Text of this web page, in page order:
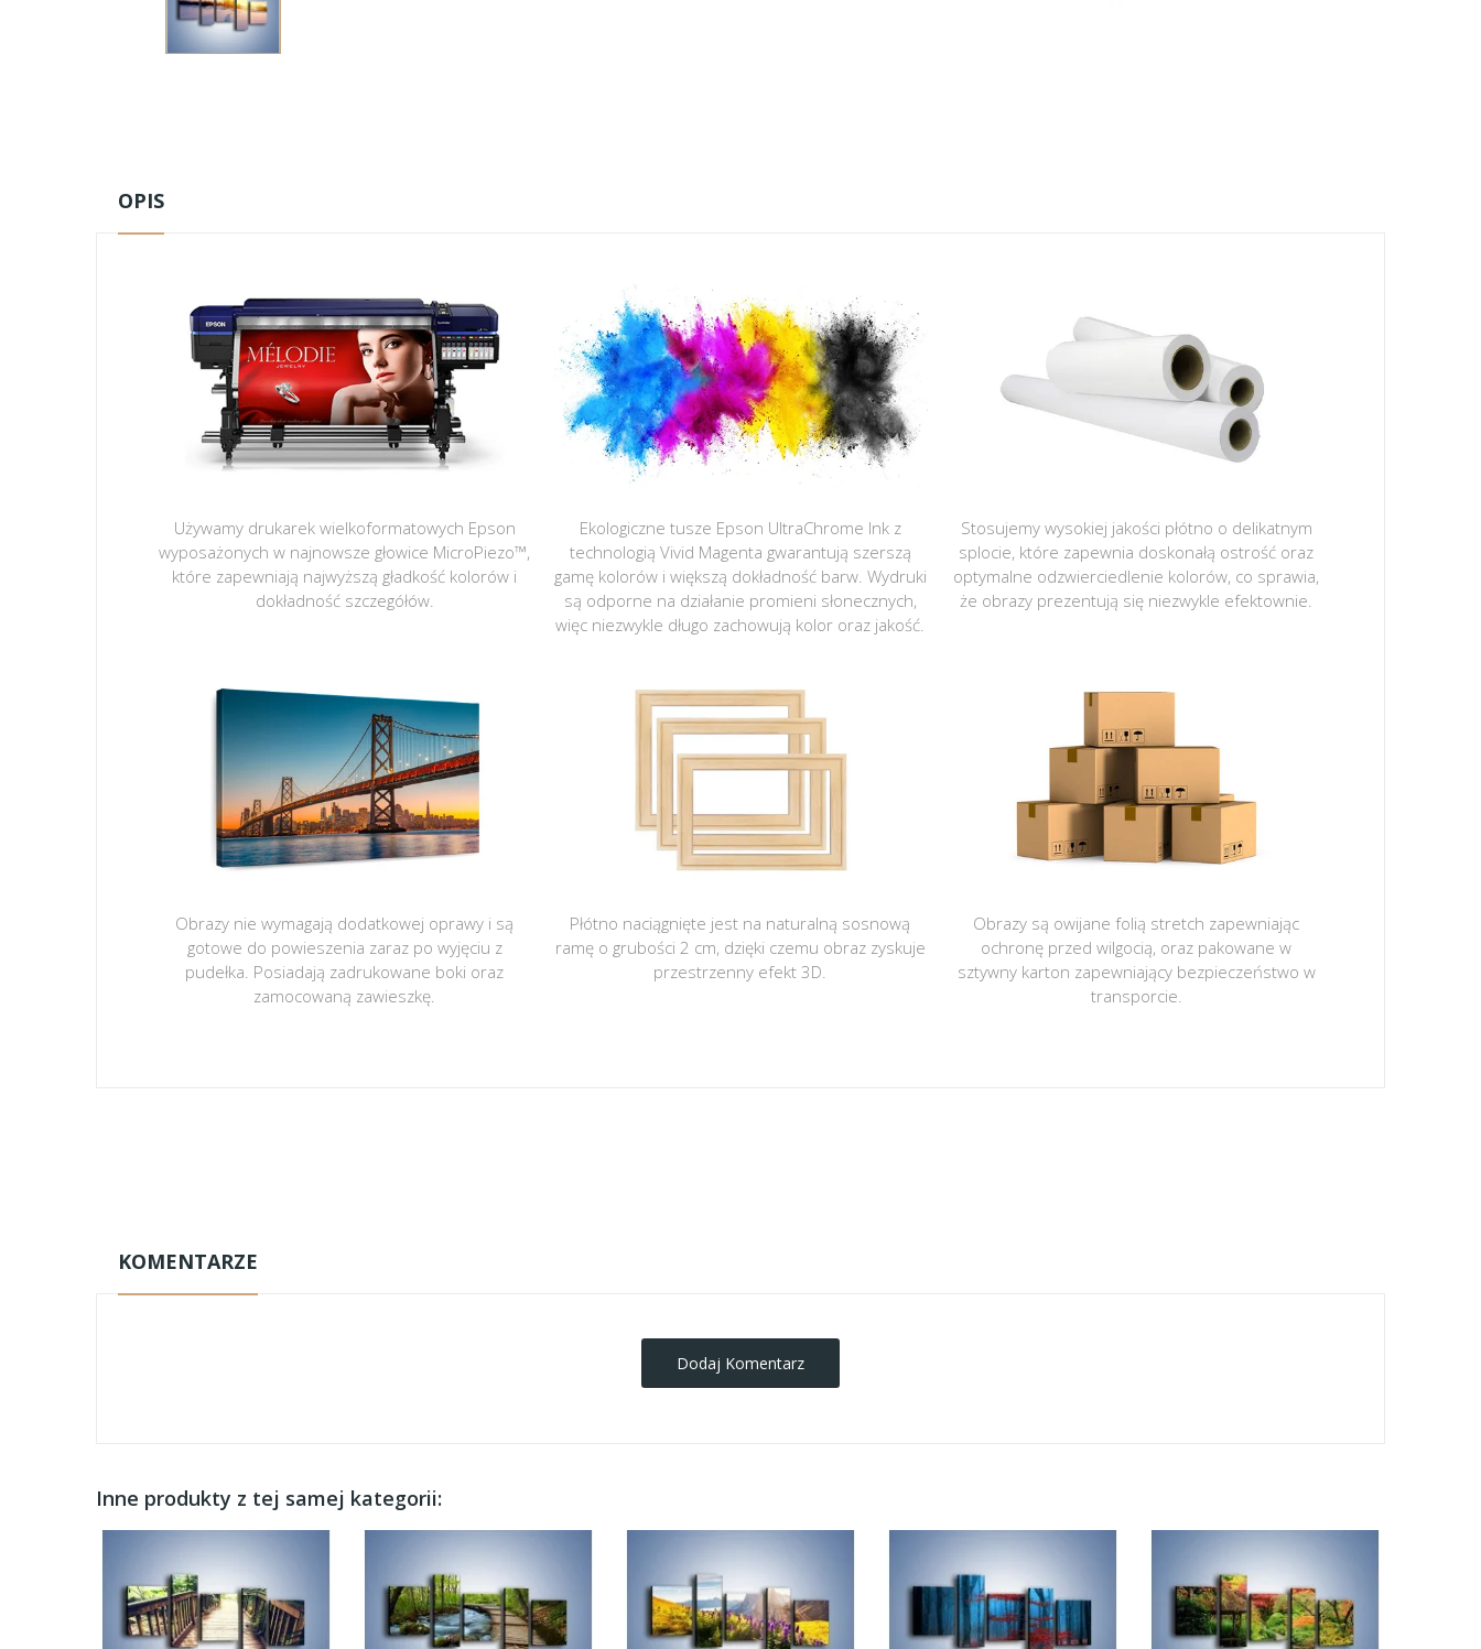
OPIS
Używamy drukarek wielkoformatowych Epson
wyposażonych w najnowsze głowice MicroPiezo™,
które zapewniają najwyższą gładkość kolorów i
dokładność szczegółów.
Ekologiczne tusze Epson UltraChrome Ink z
technologią Vivid Magenta gwarantują szerszą
gamę kolorów i większą dokładność barw. Wydruki
są odporne na działanie promieni słonecznych,
więc niezwykle długo zachowują kolor oraz jakość.
Stosujemy wysokiej jakości płótno o delikatnym
splocie, które zapewnia doskonałą ostrość oraz
optymalne odzwierciedlenie kolorów, co sprawia,
że obrazy prezentują się niezwykle efektownie.
Obrazy nie wymagają dodatkowej oprawy i są
gotowe do powieszenia zaraz po wyjęciu z
pudełka. Posiadają zadrukowane boki oraz
zamocowaną zawieszkę.
Płótno naciągnięte jest na naturalną sosnową
ramę o grubości 2 cm, dzięki czemu obraz zyskuje
przestrzenny efekt 3D.
Obrazy są owijane folią stretch zapewniając
ochronę przed wilgocią, oraz pakowane w
sztywny karton zapewniający bezpieczeństwo w
transporcie.
KOMENTARZE
Dodaj Komentarz
Inne produkty z tej samej kategorii: